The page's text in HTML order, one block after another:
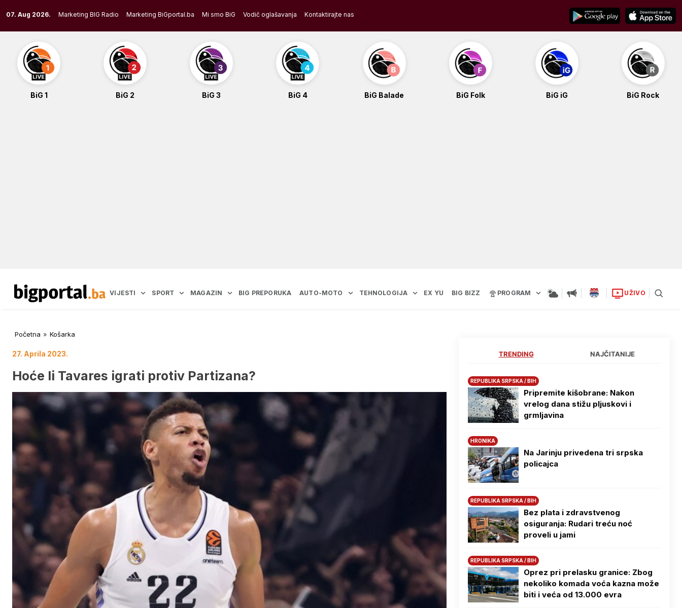
to
content
07. Aug 2026. Marketing BIG Radio Marketing BiGportal.ba Mi smo BiG Vodič oglašavanja Kontaktirajte nas
BiG 1 BiG 2 BiG 3 BiG 4 BiG Balade BiG Folk BiG iG BiG Rock
VIJESTI SPORT MAGAZIN BIG PREPORUKA AUTO-MOTO TEHNOLOGIJA EX YU BIG BIZZ PROGRAM UŽIVO
Početna » Košarka
27. Aprila 2023.
Hoće li Tavares igrati protiv Partizana?
TRENDING NAJČITANIJE
REPUBLIKA SRPSKA / BIH
Pripremite kišobrane: Nakon
vrelog dana stižu pljuskovi i
grmljavina
HRONIKA
Na Јarinju privedena tri srpska
policajca
REPUBLIKA SRPSKA / BIH
Bez plata i zdravstvenog
osiguranja: Rudari treću noć
proveli u jami
REPUBLIKA SRPSKA / BIH
Oprez pri prelasku granice: Zbog
nekoliko komada voća kazna može
biti i veća od 13.000 evra